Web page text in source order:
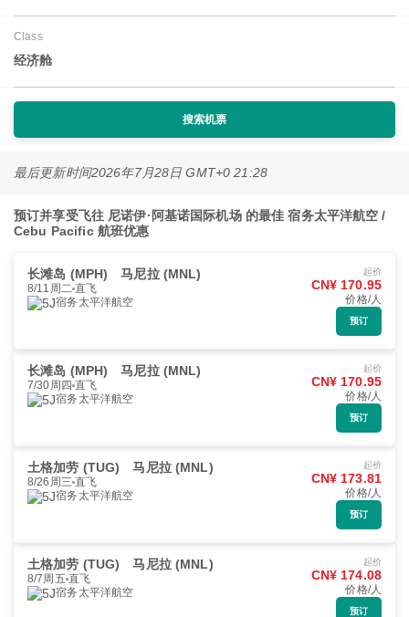
Class
经济舱
搜索机票
最后更新时间2026年7月28日 GMT+0 21:28
预订并享受飞往 尼诺伊·阿基诺国际机场 的最佳 宿务太平洋航空 /
Cebu Pacific 航班优惠
长滩岛 (MPH) 马尼拉 (MNL)
8/11周二 直飞
宿务太平洋航空
起价
CN¥ 170.95
价格/人
预订
长滩岛 (MPH) 马尼拉 (MNL)
7/30周四 直飞
宿务太平洋航空
起价
CN¥ 170.95
价格/人
预订
土格加劳 (TUG) 马尼拉 (MNL)
8/26周三 直飞
宿务太平洋航空
起价
CN¥ 173.81
价格/人
预订
土格加劳 (TUG) 马尼拉 (MNL)
8/7周五 直飞
宿务太平洋航空
起价
CN¥ 174.08
价格/人
预订